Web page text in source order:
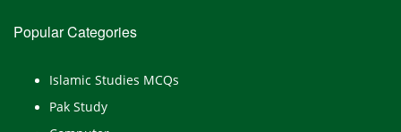
Popular Categories
Islamic Studies MCQs
Pak Study